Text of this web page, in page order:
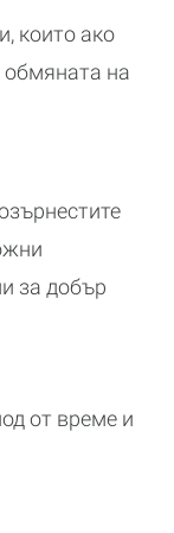
които ако
на
за добър
от време и